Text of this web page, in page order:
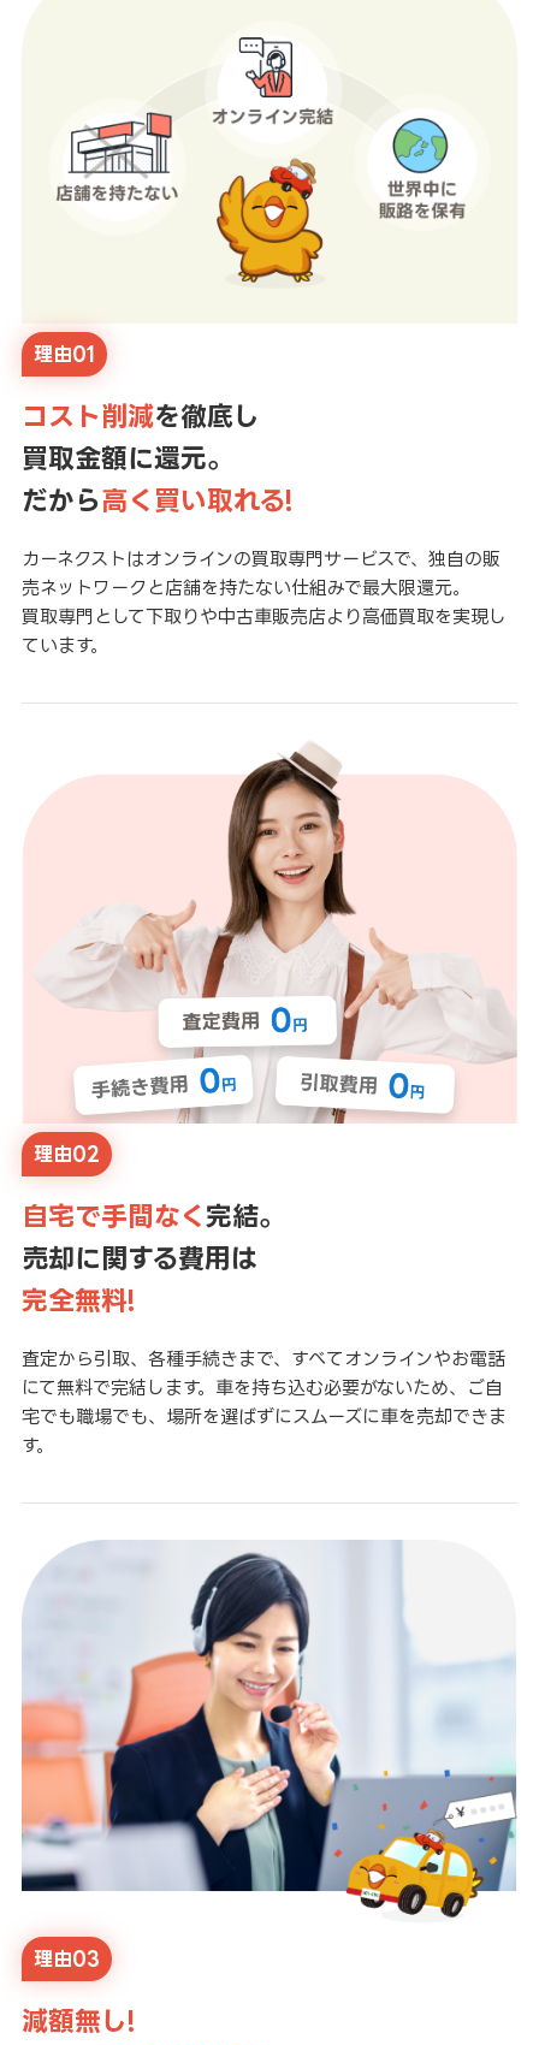
理由01
コスト削減を徹底し
買取金額に還元。
だから高く買い取れる!
カーネクストはオンラインの買取専門サービスで、独自の販
売ネットワークと店舗を持たない仕組みで最大限還元。
買取専門として下取りや中古車販売店より高価買取を実現し
ています。
理由02
自宅で手間なく 完結。
売却に関する費用は
完全無料!
査定から引取、各種手続きまで、すべてオンラインやお電話
にて無料で完結します。車を持ち込む必要がないため、ご自
宅でも職場でも、場所を選ばずにスムーズに車を売却できま
す。
理由03
減額無し!